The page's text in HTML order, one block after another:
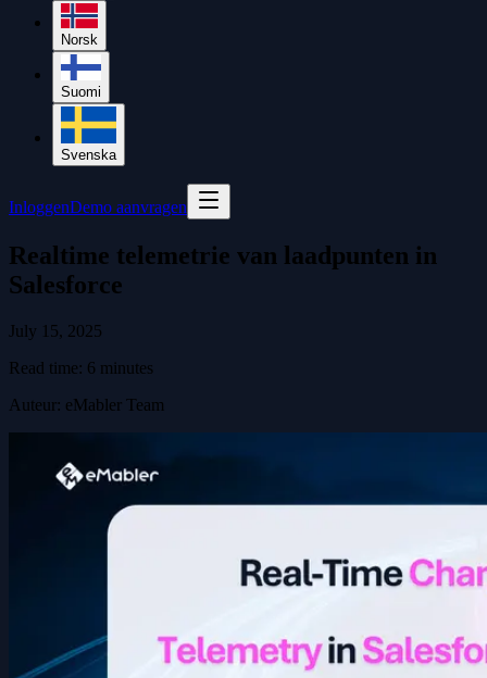
Norsk
Suomi
Svenska
InloggenDemo aanvragen
Realtime telemetrie van laadpunten in
Salesforce
July 15, 2025
Read time: 6 minutes
Auteur: eMabler Team